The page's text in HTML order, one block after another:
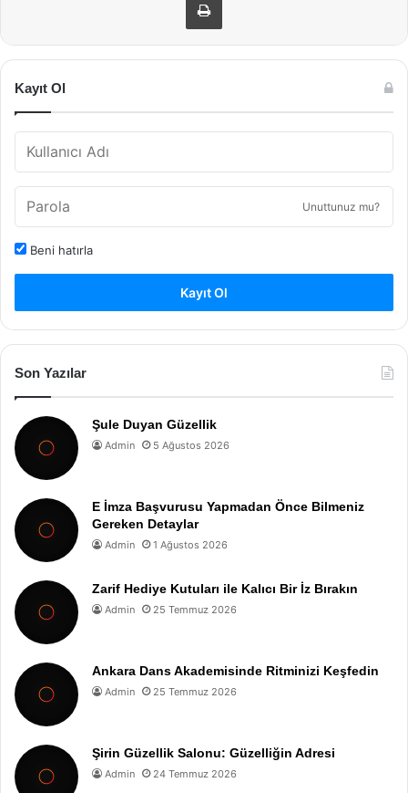
Kayıt Ol
Unuttunuz mu?
Beni hatırla
Kayıt Ol
Son Yazılar
Şule Duyan Güzellik
Admin 5 Ağustos 2026
E İmza Başvurusu Yapmadan Önce Bilmeniz
Gereken Detaylar
Admin 1 Ağustos 2026
Zarif Hediye Kutuları ile Kalıcı Bir İz Bırakın
Admin 25 Temmuz 2026
Ankara Dans Akademisinde Ritminizi Keşfedin
Admin 25 Temmuz 2026
Şirin Güzellik Salonu: Güzelliğin Adresi
Admin 24 Temmuz 2026